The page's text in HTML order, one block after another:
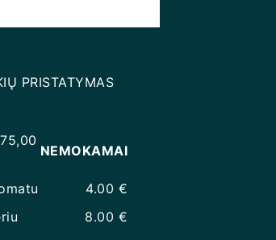
PRISTATYMAS
NEMOKAMAI
4.00 €
8.00 €